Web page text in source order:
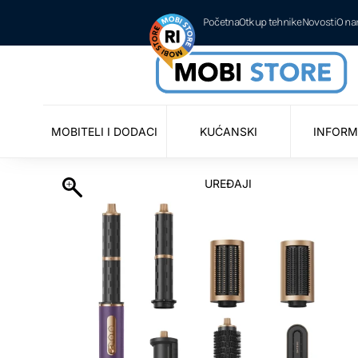
PočetnaOtkup tehnikeNovostiO
MOBITELI I DODACI KUĆANSKI
UREĐAJI